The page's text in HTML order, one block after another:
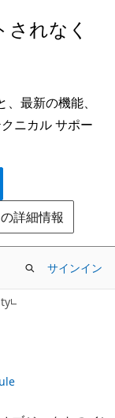
れなく
最新の機能、
ニカル サポー
詳細情報
サインイン